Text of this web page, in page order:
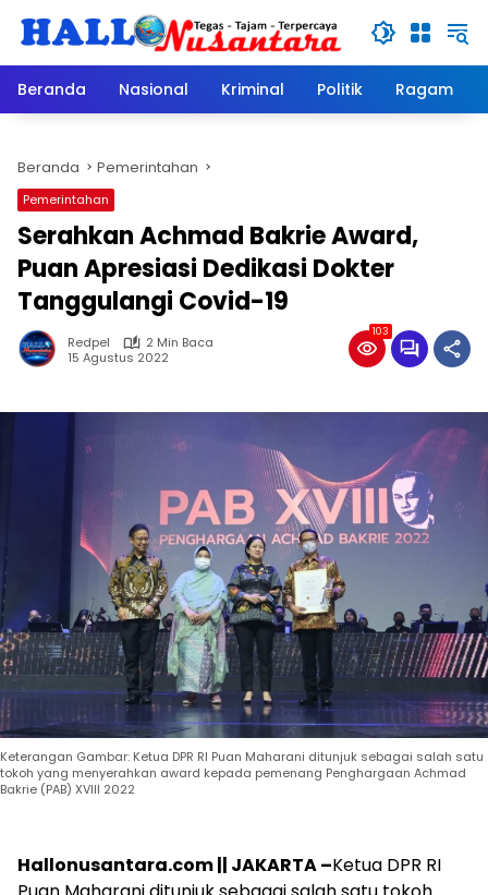
Beranda
Nasional Kriminal Politik Ragam
Beranda Pemerintahan
Pemerintahan
Serahkan Achmad Bakrie Award,
Puan Apresiasi Dedikasi Dokter
Tanggulangi Covid-19
Redpel
2 Min Baca
15 Agustus 2022
103
Keterangan Gambar: Ketua DPR RI Puan Maharani ditunjuk sebagai salah satu
tokoh yang menyerahkan award kepada pemenang Penghargaan Achmad
Bakrie (PAB) XVIII 2022
Hallonusantara.com || JAKARTA –Ketua DPR RI